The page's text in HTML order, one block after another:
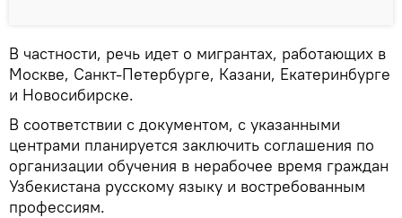
В частности, речь идет о мигрантах, работающих в
Москве, Санкт-Петербурге, Казани, Екатеринбурге
и Новосибирске.
В соответствии с документом, с указанными
центрами планируется заключить соглашения по
организации обучения в нерабочее время граждан
Узбекистана русскому языку и востребованным
профессиям.